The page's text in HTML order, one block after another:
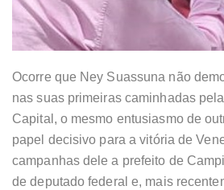
Ocorre que Ney Suassuna não
nas suas primeiras caminhadas
Capital, o mesmo entusiasmo de
papel decisivo para a vitória de
campanhas dele a prefeito de
de deputado federal e, mais